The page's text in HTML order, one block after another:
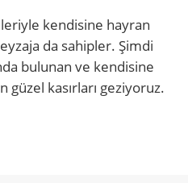
kendisine hayran
da sahipler. Şimdi
bulunan ve kendisine
güzel kasırları geziyoruz.